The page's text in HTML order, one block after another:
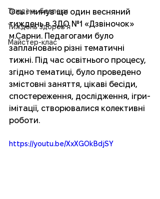
Тиждень безпеки
Тиждень здоров'я
Майстер-клас
Ось і минув ще один весняний
тиждень в ЗДО №1 «Дзвіночок»
м.Сарни. Педагогами було
заплановано різні тематичні
тижні. Під час освітнього процесу,
згідно тематиці, було проведено
змістовні заняття, цікаві бесіди,
спостереження, дослідження, ігри-
імітації, створювалися колективні
роботи.
https://youtu.be/XxXGOkBdjSY